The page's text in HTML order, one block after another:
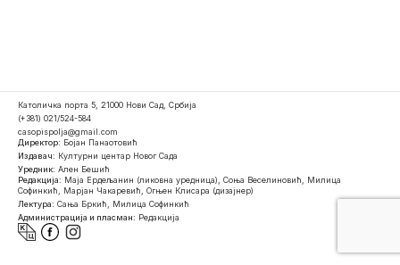
Католичка порта 5, 21000 Нови Сад, Србија
(+381) 021/524-584
casopispolja@gmail.com
Директор: Бојан Панаотовић
Издавач: Културни центар Новог Сада
Уредник: Ален Бешић
Редакција: Маја Ердељанин (ликовна уредница), Соња Веселиновић, Милица
Софинкић, Марјан Чакаревић, Огњен Клисара (дизајнер)
Лектура: Сања Бркић, Милица Софинкић
Администрација и пласман: Редакција